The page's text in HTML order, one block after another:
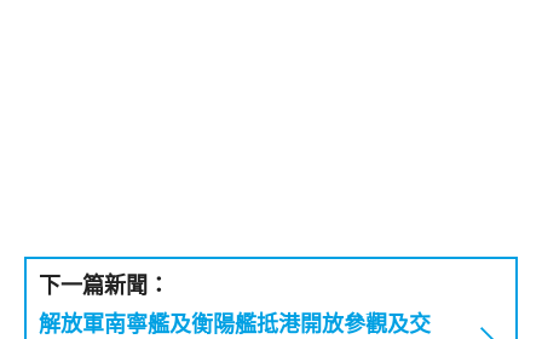
下一篇新聞：
解放軍南寧艦及衡陽艦抵港開放參觀及交